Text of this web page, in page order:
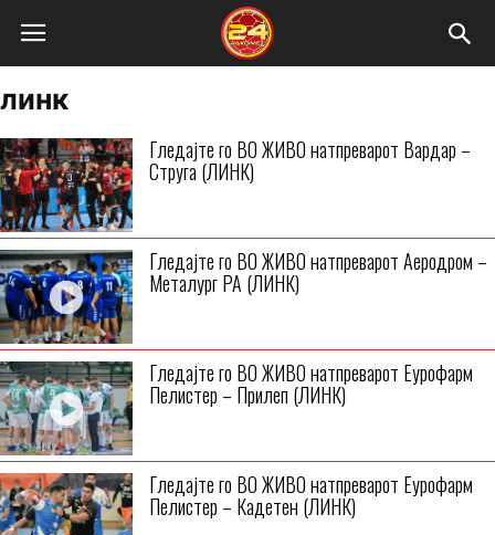
линк
Гледајте го ВО ЖИВО натпреварот Вардар –
Струга (ЛИНК)
Гледајте го ВО ЖИВО натпреварот Аеродром –
Металург РА (ЛИНК)
Гледајте го ВО ЖИВО натпреварот Еурофарм
Пелистер – Прилеп (ЛИНК)
Гледајте го ВО ЖИВО натпреварот Еурофарм
Пелистер – Кадетен (ЛИНК)